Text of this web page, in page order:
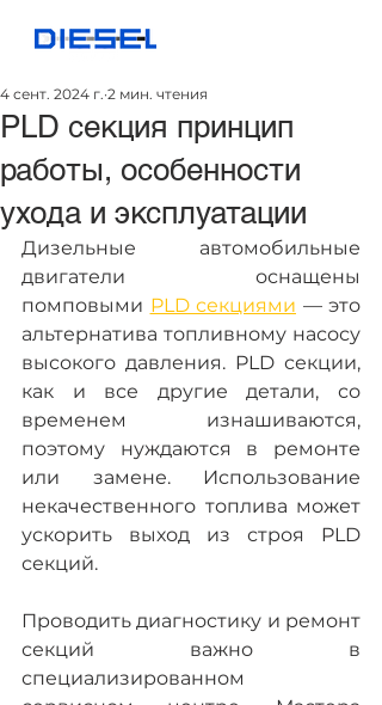
PLD секция принцип
работы, особенности
ухода и эксплуатации
4 сент. 2024 г. 2 мин. чтения
Дизельные автомобильные
двигатели оснащены
помповыми PLD секциями — это
альтернатива топливному насосу
высокого давления. PLD секции,
как и все другие детали, со
временем изнашиваются,
поэтому нуждаются в ремонте
или замене. Использование
некачественного топлива может
ускорить выход из строя PLD
секций.
Проводить диагностику и ремонт
секций важно в
специализированном